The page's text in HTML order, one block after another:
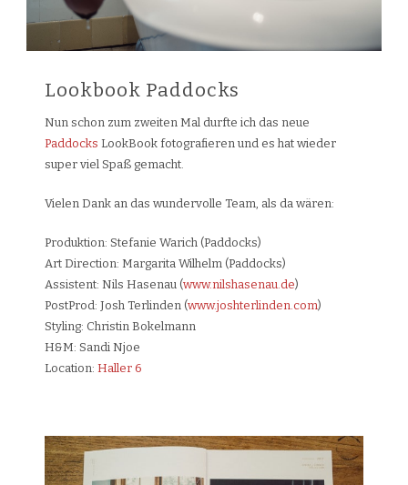
Lookbook Paddocks
Nun schon zum zweiten Mal durfte ich das neue
Paddocks LookBook fotografieren und es hat wieder
super viel Spaß gemacht.
Vielen Dank an das wundervolle Team, als da wären:
Produktion: Stefanie Warich (Paddocks)
Art Direction: Margarita Wilhelm (Paddocks)
Assistent: Nils Hasenau (www.nilshasenau.de)
PostProd: Josh Terlinden (www.joshterlinden.com)
Styling: Christin Bokelmann
H&M: Sandi Njoe
Location: Haller 6